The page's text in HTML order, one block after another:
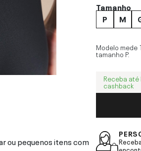
ou pequenos itens com
Tamanho
P
M
Modelo mede
tamanho P.
Receba até
cashback